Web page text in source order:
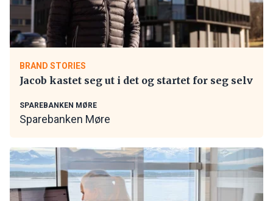
BRAND STORIES
Jacob kastet seg ut i det og startet for seg selv
SPAREBANKEN MØRE
Sparebanken Møre